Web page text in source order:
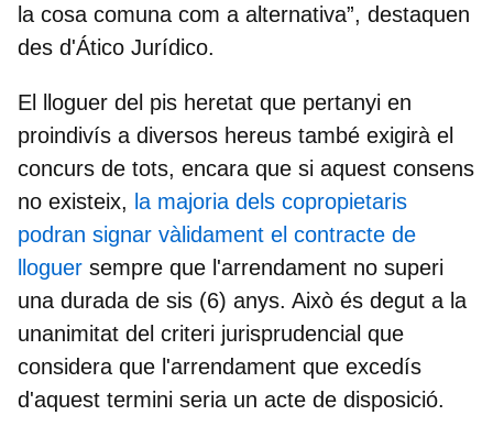
la cosa comuna com a alternativa”, destaquen
des d'Ático Jurídico.
El lloguer del pis heretat que pertanyi en
proindivís a diversos hereus també exigirà el
concurs de tots, encara que si aquest consens
no existeix, la majoria dels copropietaris
podran signar vàlidament el contracte de
lloguer sempre que l'arrendament no superi
una durada de sis (6) anys. Això és degut a la
unanimitat del criteri jurisprudencial que
considera que l'arrendament que excedís
d'aquest termini seria un acte de disposició.